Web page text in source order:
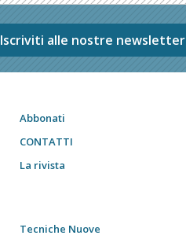
Iscriviti alle nostre newsletter
Abbonati
CONTATTI
La rivista
Tecniche Nuove